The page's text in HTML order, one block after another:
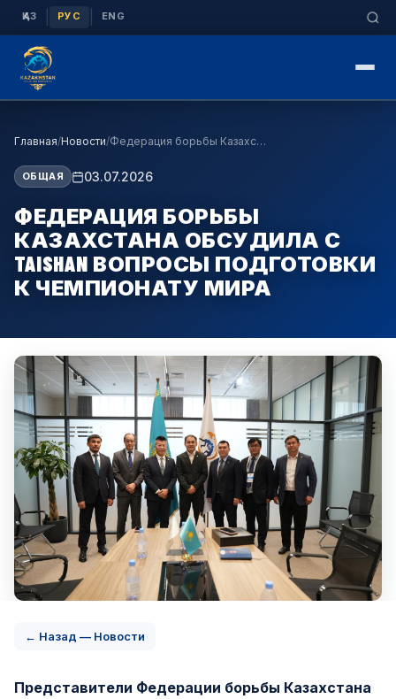
ҚАЗ РУС ENG
Главная/Новости/ Федерация борьбы Казахстана обсудила с TAISHAN во…
ОБЩАЯ 03.07.2026
ФЕДЕРАЦИЯ БОРЬБЫ
КАЗАХСТАНА ОБСУДИЛА С
TAISHAN ВОПРОСЫ ПОДГОТОВКИ
К ЧЕМПИОНАТУ МИРА
← Назад — Новости
Представители Федерации борьбы Казахстана